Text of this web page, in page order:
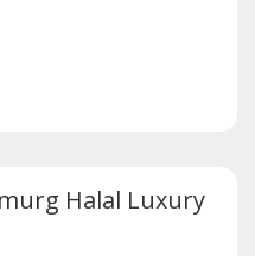
Halal Luxury